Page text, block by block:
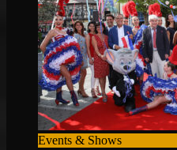
Events & Shows